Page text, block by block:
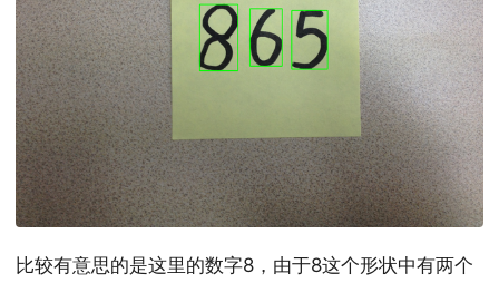
比较有意思的是这里的数字8，由于8这个形状中有两个